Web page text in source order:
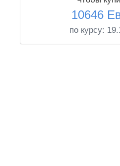
10646
по курсу: